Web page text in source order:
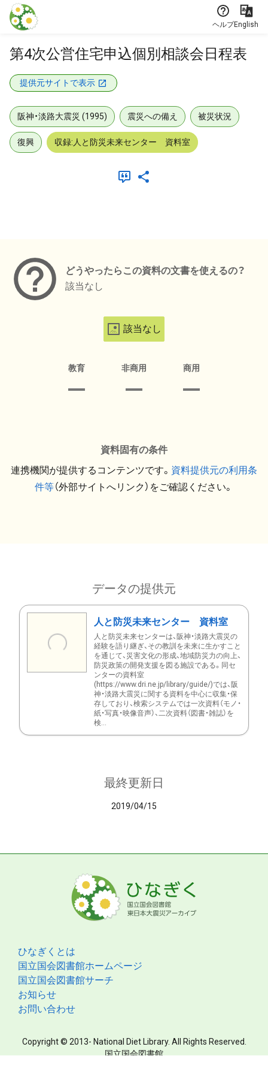
本文に飛ぶ
ヘルプEnglish
第4次公営住宅申込個別相談会日程表
提供元サイトで表示
阪神・淡路大震災 (1995) 震災への備え 被災状況
復興 収録:人と防災未来センター 資料室
どうやったらこの資料の文書を使えるの？
該当なし
該当なし
教育 非商用 商用
資料固有の条件
連携機関が提供するコンテンツです。 資料提供元の利用条
件等（外部サイトへリンク）をご確認ください。
データの提供元
人と防災未来センター 資料室
人と防災未来センターは、阪神・淡路大震災の
経験を語り継ぎ、その教訓を未来に生かすこと
を通じて、災害文化の形成、地域防災力の向上、
防災政策の開発支援を図る施設である。同セ
ンターの資料室
(https://www.dri.ne.jp/library/guide/)では、阪
神・淡路大震災に関する資料を中心に収集・保
存しており、検索システムでは一次資料（モノ・
紙・写真・映像音声）、二次資料（図書・雑誌）を
検...
最終更新日
2019/04/15
ひなぎくとは
国立国会図書館ホームページ
国立国会図書館サーチ
お知らせ
お問い合わせ
Copyright © 2013- National Diet Library. All Rights Reserved.